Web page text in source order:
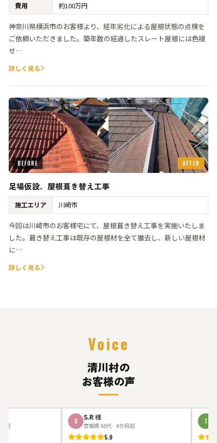
費用
約100万円
神奈川県横浜市のお客様より、経年劣化による屋根状態の点検を
ご依頼いただきました。築年数の経過したスレート屋根には色褪
せ…
詳しく見る
BEFORE AFTER
足場仮設、屋根葺き替え工事
施工エリア 川崎市
今回は川崎市のお客様宅にて、屋根葺き替え工事を実施いたしま
した。葺き替え工事は既存の屋根材を全て撤去し、新しい屋根材
に…
詳しく見る
Voice
清川村の
お客様の声
S.R様
宮城県 60代 · 4か月前
5.0
T.Y様
神奈川